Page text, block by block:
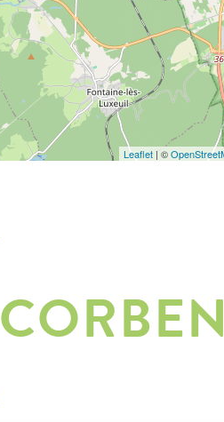
Leaflet | ©